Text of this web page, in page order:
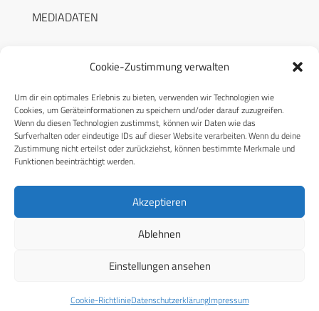
Cookie-Zustimmung verwalten
Um dir ein optimales Erlebnis zu bieten, verwenden wir Technologien wie
Cookies, um Geräteinformationen zu speichern und/oder darauf zuzugreifen.
Wenn du diesen Technologien zustimmst, können wir Daten wie das
Surfverhalten oder eindeutige IDs auf dieser Website verarbeiten. Wenn du deine
Zustimmung nicht erteilst oder zurückziehst, können bestimmte Merkmale und
Funktionen beeinträchtigt werden.
Akzeptieren
Ablehnen
Einstellungen ansehen
Cookie-RichtlinieDatenschutzerklärungImpressum
MEDIADATEN
RECHTLICHES
Datenschutzerklärung
Cookie-Richtlinie (EU)
© 2026 CPM GmbH – Alle Rechte vorbehalten